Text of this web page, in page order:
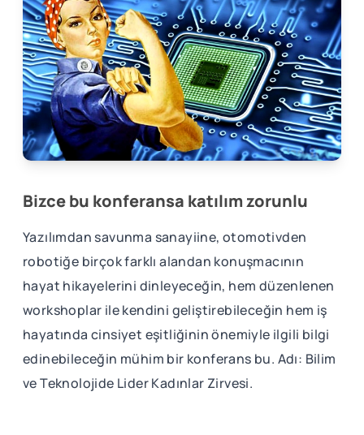
Bizce bu konferansa katılım zorunlu
Yazılımdan savunma sanayiine, otomotivden
robotiğe birçok farklı alandan konuşmacının
hayat hikayelerini dinleyeceğin, hem düzenlenen
workshoplar ile kendini geliştirebileceğin hem iş
hayatında cinsiyet eşitliğinin önemiyle ilgili bilgi
edinebileceğin mühim bir konferans bu. Adı: Bilim
ve Teknolojide Lider Kadınlar Zirvesi.